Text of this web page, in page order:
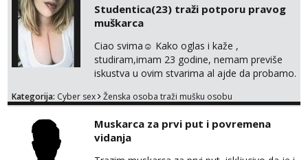
znali reći da im netko šalje moje fotke/videa
ili ima slične oglase s mojim slikama. Moj
oglas za dominaciju je isključvo ov...
Studentica(23) traži potporu pravog
muškarca
Ciao svima☺️ Kako oglas i kaže ,
studiram,imam 23 godine, nemam previše
iskustva u ovim stvarima al ajde da probamo.
poslije kada se bolje znamo i videopoziv i
Idealno ne nešto jednokratno već
dogovoreno i na dulje vrijeme. Malo jesam
sramežljiva ali potrudit ću se da budeš
Kategorija: Cyber sex Ženska osoba traži mušku osobu
Muskarca za prvi put i povremena
vidanja